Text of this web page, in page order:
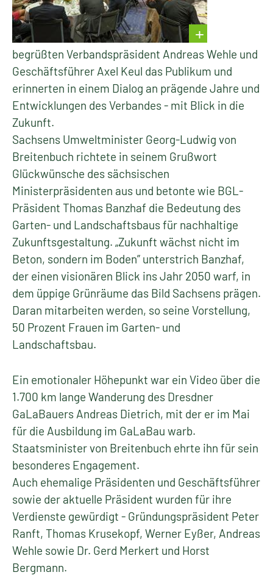
begrüßten Verbandspräsident Andreas Wehle und
Geschäftsführer Axel Keul das Publikum und
erinnerten in einem Dialog an prägende Jahre und
Entwicklungen des Verbandes - mit Blick in die
Zukunft.
Sachsens Umweltminister Georg-Ludwig von
Breitenbuch richtete in seinem Grußwort
Glückwünsche des sächsischen
Ministerpräsidenten aus und betonte wie BGL-
Präsident Thomas Banzhaf die Bedeutung des
Garten- und Landschaftsbaus für nachhaltige
Zukunftsgestaltung. „Zukunft wächst nicht im
Beton, sondern im Boden” unterstrich Banzhaf,
der einen visionären Blick ins Jahr 2050 warf, in
dem üppige Grünräume das Bild Sachsens prägen.
Daran mitarbeiten werden, so seine Vorstellung,
50 Prozent Frauen im Garten- und
Landschaftsbau.
Ein emotionaler Höhepunkt war ein Video über die
1.700 km lange Wanderung des Dresdner
GaLaBauers Andreas Dietrich, mit der er im Mai
für die Ausbildung im GaLaBau warb.
Staatsminister von Breitenbuch ehrte ihn für sein
besonderes Engagement.
Auch ehemalige Präsidenten und Geschäftsführer
sowie der aktuelle Präsident wurden für ihre
Verdienste gewürdigt - Gründungspräsident Peter
Ranft, Thomas Krusekopf, Werner Eyßer, Andreas
Wehle sowie Dr. Gerd Merkert und Horst
Bergmann.